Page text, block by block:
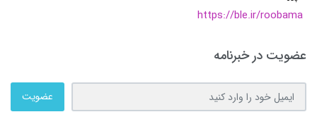
https://ble.ir/roobama
عضویت در خبرنامه
عضویت